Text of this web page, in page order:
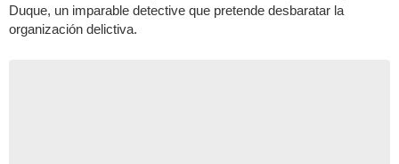
Duque, un imparable detective que pretende desbaratar la
organización delictiva.